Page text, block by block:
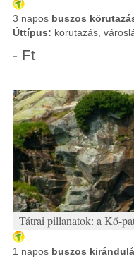
3 napos buszos
Úttípus: körutazás,
- Ft
Tátrai pillanatok: a Kő-
1 napos buszos